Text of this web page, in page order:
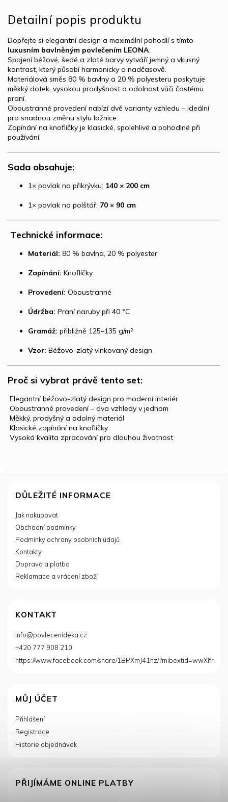
Detailní popis produktu
Dopřejte si elegantní design a maximální pohodlí s tímto
luxusním bavlněným povlečením LEONA.
Spojení béžové, šedé a zlaté barvy vytváří jemný a vkusný
kontrast, který působí harmonicky a nadčasově.
Materiálová směs 80 % bavlny a 20 % polyesteru poskytuje
měkký dotek, vysokou prodyšnost a odolnost vůči častému
praní.
Oboustranné provedení nabízí dvě varianty vzhledu – ideální
pro snadnou změnu stylu ložnice.
Zapínání na knoflíčky je klasické, spolehlivé a pohodlné při
používání.
Sada obsahuje:
1× povlak na přikrývku: 140 × 200 cm
1× povlak na polštář: 70 × 90 cm
Technické informace:
Materiál: 80 % bavlna, 20 % polyester
Zapínání: Knoflíčky
Provedení: Oboustranné
Údržba: Praní naruby při 40 °C
Gramáž: přibližně 125–135 g/m²
Vzor: Béžovo-zlatý vlnkovaný design
Proč si vybrat právě tento set:
️ Elegantní béžovo-zlatý design pro moderní interiér
️ Oboustranné provedení – dva vzhledy v jednom
️ Měkký, prodyšný a odolný materiál
️ Klasické zapínání na knoflíčky
️ Vysoká kvalita zpracování pro dlouhou životnost
DŮLEŽITÉ INFORMACE
Jak nakupovat
Obchodní podmínky
Podmínky ochrany osobních údajů
Kontakty
Doprava a platba
Reklamace a vrácení zboží
KONTAKT
info@povlecenideka.cz
+420 777 908 210
https://www.facebook.com/share/1BPXmJ41hz/?mibextid=wwXIfr
MŮJ ÚČET
Přihlášení
Registrace
Historie objednávek
PŘIJÍMÁME ONLINE PLATBY